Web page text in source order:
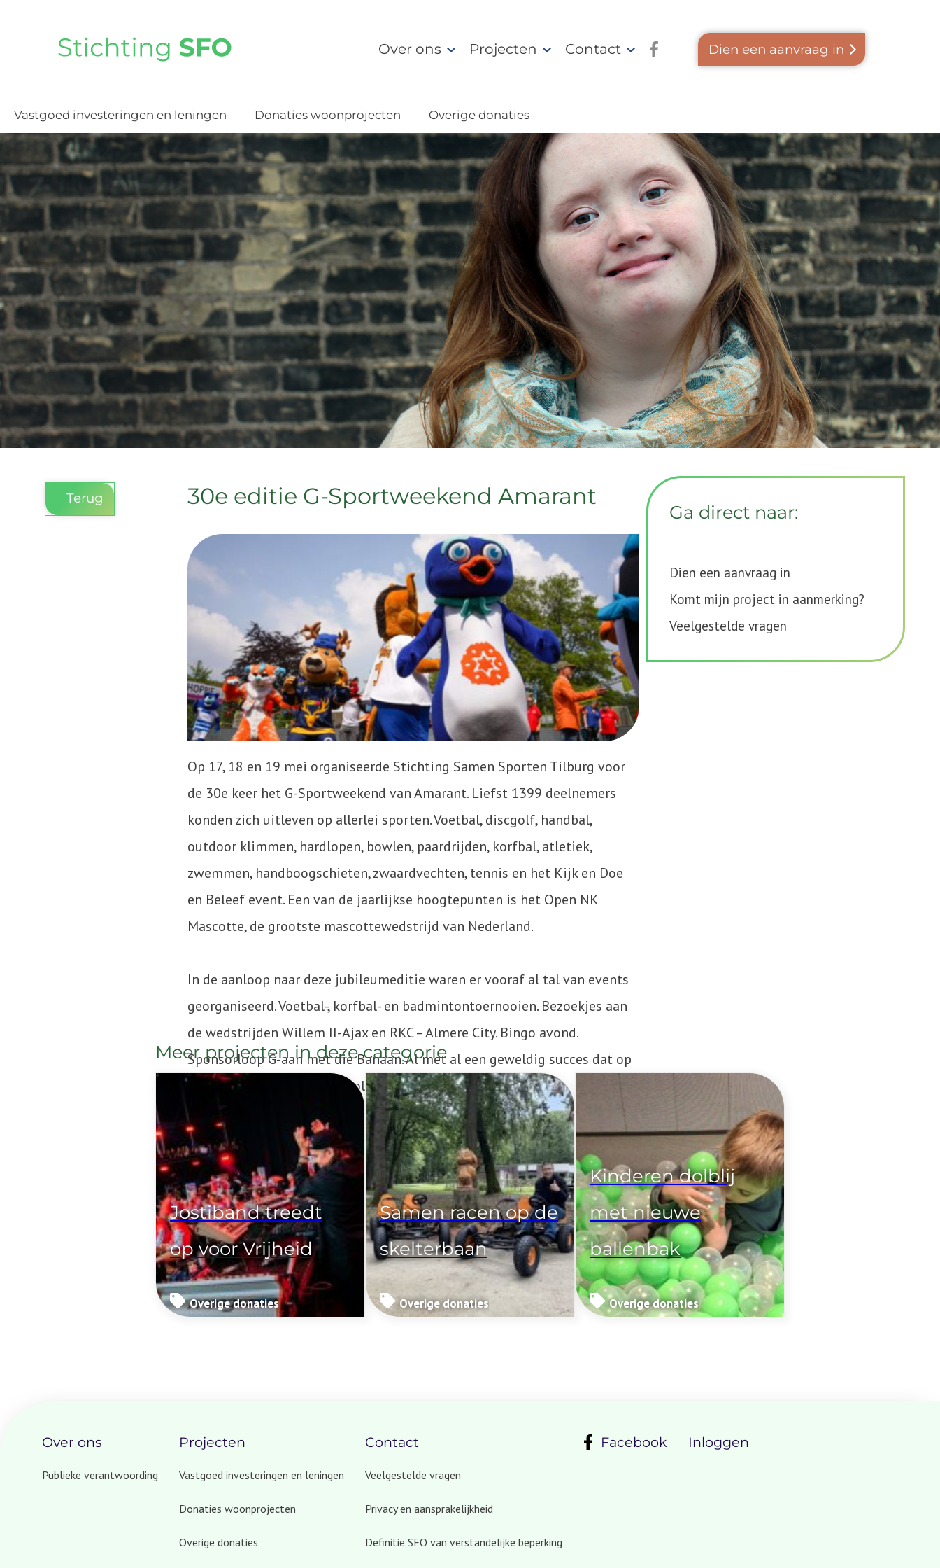
Over ons Projecten Contact FacebookDien een aanvraag in
Vastgoed investeringen en leningen Donaties woonprojecten Overige donaties
Terug 30e editie G-Sportweekend Amarant
Op 17, 18 en 19 mei organiseerde Stichting Samen Sporten Tilburg voor
de 30e keer het G-Sportweekend van Amarant. Liefst 1399 deelnemers
konden zich uitleven op allerlei sporten. Voetbal, discgolf, handbal,
outdoor klimmen, hardlopen, bowlen, paardrijden, korfbal, atletiek,
zwemmen, handboogschieten, zwaardvechten, tennis en het Kijk en Doe
en Beleef event. Een van de jaarlijkse hoogtepunten is het Open NK
Mascotte, de grootste mascottewedstrijd van Nederland.
In de aanloop naar deze jubileumeditie waren er vooraf al tal van events
georganiseerd. Voetbal-, korfbal- en badmintontoernooien. Bezoekjes aan
de wedstrijden Willem II-Ajax en RKC – Almere City. Bingo avond.
Sponsorloop G-aan met die Banaan. Al met al een geweldig succes dat op
6, 7 en 8 juni 2025 een vervolg krijgt.
Ga direct naar:
Dien een aanvraag in
Komt mijn project in aanmerking?
Veelgestelde vragen
Meer projecten in deze categorie
Jostiband treedt
op voor Vrijheid
Overige donaties
Samen racen op de
skelterbaan
Overige donaties
Kinderen dolblij
met nieuwe
ballenbak
Overige donaties
Over ons
Publieke verantwoording
Projecten
Vastgoed investeringen en leningen
Donaties woonprojecten
Overige donaties
Contact
Veelgestelde vragen
Privacy en aansprakelijkheid
Definitie SFO van verstandelijke beperking
Facebook Inloggen